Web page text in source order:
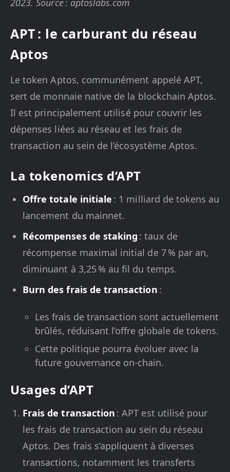
2023. Source : aptoslabs.com
APT : le carburant du réseau
Aptos
Le token Aptos, communément appelé APT,
sert de monnaie native de la blockchain Aptos.
Il est principalement utilisé pour couvrir les
dépenses liées au réseau et les frais de
transaction au sein de l’écosystème Aptos.
La tokenomics d’APT
Offre totale initiale : 1 milliard de tokens au
lancement du mainnet.
Récompenses de staking : taux de
récompense maximal initial de 7 % par an,
diminuant à 3,25 % au fil du temps.
Burn des frais de transaction :
Les frais de transaction sont actuellement
brûlés, réduisant l’offre globale de tokens.
Cette politique pourra évoluer avec la
future gouvernance on-chain.
Usages d’APT
Frais de transaction : APT est utilisé pour
les frais de transaction au sein du réseau
Aptos. Des frais s’appliquent à diverses
transactions, notamment les transferts